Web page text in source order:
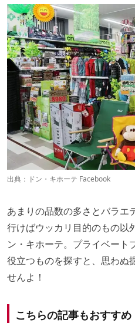
出典： ドン・キホーテ Facebook
あまりの品数の多さとバラエ
行けばウッカリ目的のもの以
ン・キホーテ。プライベート
役立つものを探すと、思わぬ
せんよ！
こちらの記事もおすすめ